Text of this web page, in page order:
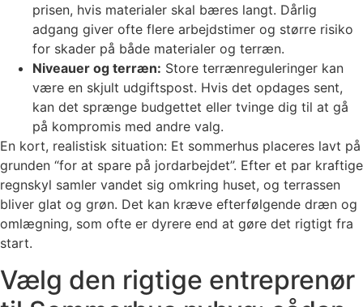
prisen, hvis materialer skal bæres langt. Dårlig
adgang giver ofte flere arbejdstimer og større risiko
for skader på både materialer og terræn.
Niveauer og terræn: Store terrænreguleringer kan
være en skjult udgiftspost. Hvis det opdages sent,
kan det sprænge budgettet eller tvinge dig til at gå
på kompromis med andre valg.
En kort, realistisk situation: Et sommerhus placeres lavt på
grunden “for at spare på jordarbejdet”. Efter et par kraftige
regnskyl samler vandet sig omkring huset, og terrassen
bliver glat og grøn. Det kan kræve efterfølgende dræn og
omlægning, som ofte er dyrere end at gøre det rigtigt fra
start.
Vælg den rigtige entreprenør